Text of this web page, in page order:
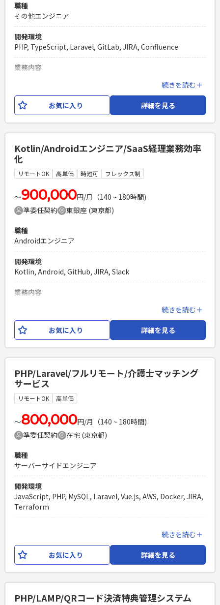
（1年以上） ・Next.jsやVue.jsなどのFWを使用したフロント
エンドの開発経験（半年以上） ・SQLを用いたデータベース
操作の実務経験 ・DDDやクリーンアーキテクチャーなどのソ
フトウェア設計パターンを活用した開発経験（1年以上） ・
AWSを利用した開発経験（1年以上） ・AIコーディングエージ
ェントの利用経験
エンジニア複数人のチームでの開発経験
職種
その他エンジニア
開発環境
PHP, TypeScript, Laravel, GitLab, JIRA, Confluence
業務内容
テムをWebアプリケーション化する プロジェクトにおいて、
エンジニアリーダーを募集いたします。 開発既存メンバーが
経験が浅いため、プログラムや開発の見本になり、且つリー
必須スキル
・複数名のチームにてリーダーをされた経験 ・中規模以上の
チームでの開発経験 ・TypeScriptを使用したフロントエンド
の開発経験 ・API開発経験
PHPを用いたWebサービスの開発経験4年以上
Laravelを用いた開発経験1年以上
エンジニア複数人のチームでの開発経験
続きを読む＋
お気に入り 詳細を見る
Kotlin/Androidエンジニア/SaaS経理業務効率
化
リモートOK 高単価 時短可 フレックス制
〜900,000円/月（140 ~ 180時間)
準委任契約
東銀座 (東京都)
職種
Androidエンジニア
開発環境
Kotlin, Android, GitHub, JIRA, Slack
業務内容
やコスト削減を目的としたSaaSプロダクトの開発に Android
エンジニアとしてご参画いただき、技術選定および設計を含
む、Androidアプリケーションの機能開発 及び改修をお任せ
施していただきます。 ・Web開発チームやPdMとのコミュニ
ケーション改善、技術的負債の解消を通じ、開発プロジェク
トの生産性や プロダクトのスケーラビリティ向上に貢献し
ていただきます。 ・OCRやLLMなどを活用した機能開発に取
り組むとともに、新規サービスの追加も計画しており、 プ
ロダクトのさらなる価値向上を実現していただきます。 【開
発環境 ※一部抜粋】 Kotlin,Jetpack Compose,Dagger
必須スキル
・チーム開発の実務経験 ・Kotlinを用いたAndroidアプリケ
ーション開発・運用の実務経験 ・Jetpack Compose,Dagger
Hilt,Kotlin Coroutinesなど、主要なライブラリやフレームワ
ークに関する知識
エンジニア複数人のチームでの開発経験
続きを読む＋
お気に入り 詳細を見る
PHP/Laravel/フルリモート/介護士マッチング
サービス
リモートOK 高単価
〜800,000円/月（140 ~ 180時間)
準委任契約
在宅 (東京都)
職種
サーバーサイドエンジニア
開発環境
JavaScript, PHP, MySQL, Laravel, Vue.js, AWS, Docker, JIRA,
Terraform
介護士マッチングサービスの新規機能開発、機能改善をして
いただける方を求めております。 バックエンドの開発がメイ
ンにはなりますが、フロントエンド、クラウドもご対応いた
必須スキル
続きを読む＋
お気に入り 詳細を見る
PHP/LAMP/QRコード決済特典管理システム